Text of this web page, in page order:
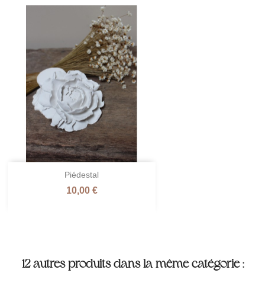
Piédestal
Prix
10,00 €
12 autres produits dans la même catégorie :